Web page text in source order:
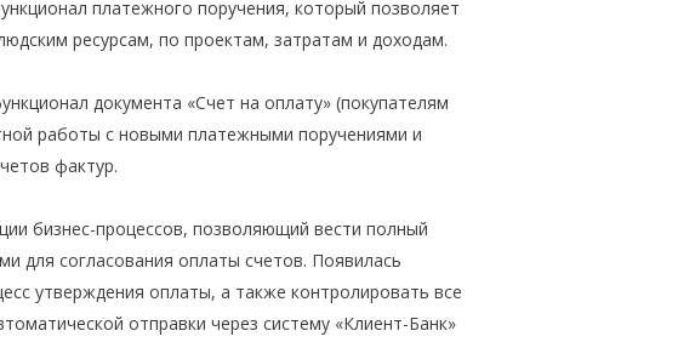
платежного поручения, который позволяет
ресурсам, по проектам, затратам и доходам.
документа «Счет на оплату» (покупателям
работы с новыми платежными поручениями и
фактур.
бизнес-процессов, позволяющий вести полный
для согласования оплаты счетов. Появилась
утверждения оплаты, а также контролировать все
отправки через систему «Клиент-Банк»